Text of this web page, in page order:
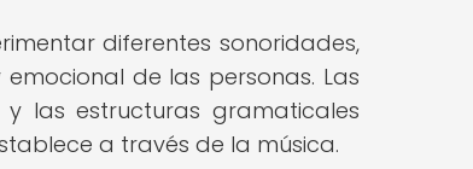
diferentes sonoridades,
de las personas. Las
las estructuras gramaticales
a través de la música.